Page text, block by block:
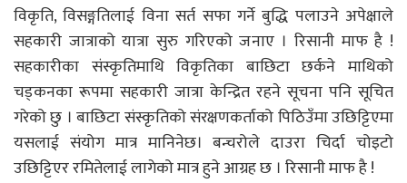
विकृति, विसङ्गतिलाई विना सर्त सफा गर्ने बुद्धि पलाउने अपेक्षाले
सहकारी जात्राको यात्रा सुरु गरिएको जनाए । रिसानी माफ है !
सहकारीका संस्कृतिमाथि विकृतिका बाछिटा छर्कने माथिको
चड्कनका रूपमा सहकारी जात्रा केन्द्रित रहने सूचना पनि सूचित
गरेको छु । बाछिटा संस्कृतिको संरक्षणकर्ताको पिठिउँमा उछिट्टिएमा
यसलाई संयोग मात्र मानिनेछ। बन्चरोले दाउरा चिर्दा चोइटो
उछिट्टिएर रमितेलाई लागेको मात्र हुने आग्रह छ । रिसानी माफ है !